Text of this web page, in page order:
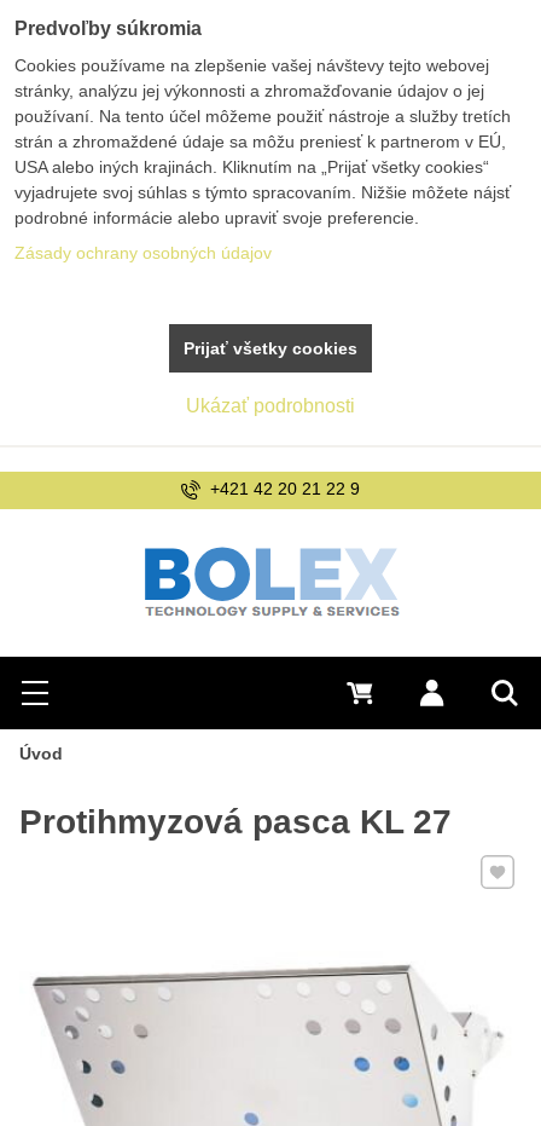
Hľadať
Menu Prihlásiť sa
0 €
+421 42 20 21 22 9
Úvod
Protihmyzová pasca KL 27
Pridať
Predvoľby súkromia
Cookies používame na zlepšenie vašej návštevy tejto webovej
stránky, analýzu jej výkonnosti a zhromažďovanie údajov o jej
používaní. Na tento účel môžeme použiť nástroje a služby tretích
strán a zhromaždené údaje sa môžu preniesť k partnerom v EÚ,
USA alebo iných krajinách. Kliknutím na „Prijať všetky cookies“
vyjadrujete svoj súhlas s týmto spracovaním. Nižšie môžete nájsť
podrobné informácie alebo upraviť svoje preferencie.
Zásady ochrany osobných údajov
Ukázať podrobnosti
Prijať všetky cookies